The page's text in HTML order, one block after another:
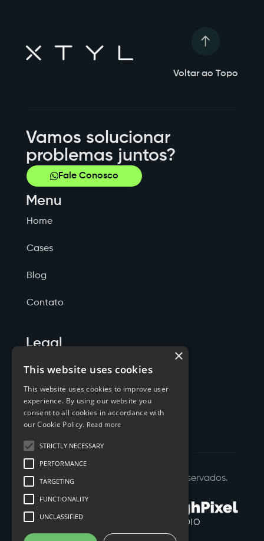
Voltar ao Topo
Vamos solucionar
problemas juntos?
Fale Conosco
Menu
Home
Cases
Blog
Contato
Legal
Politicas de Privacidade
Termos de Serviço
Cookies
©2026XTYL - Todos os Direitos Reservados.
×
This website uses cookies
This website uses cookies to improve user
experience. By using our website you
consent to all cookies in accordance with
our Cookie Policy. Read more
STRICTLY NECESSARY
PERFORMANCE
TARGETING
FUNCTIONALITY
UNCLASSIFIED